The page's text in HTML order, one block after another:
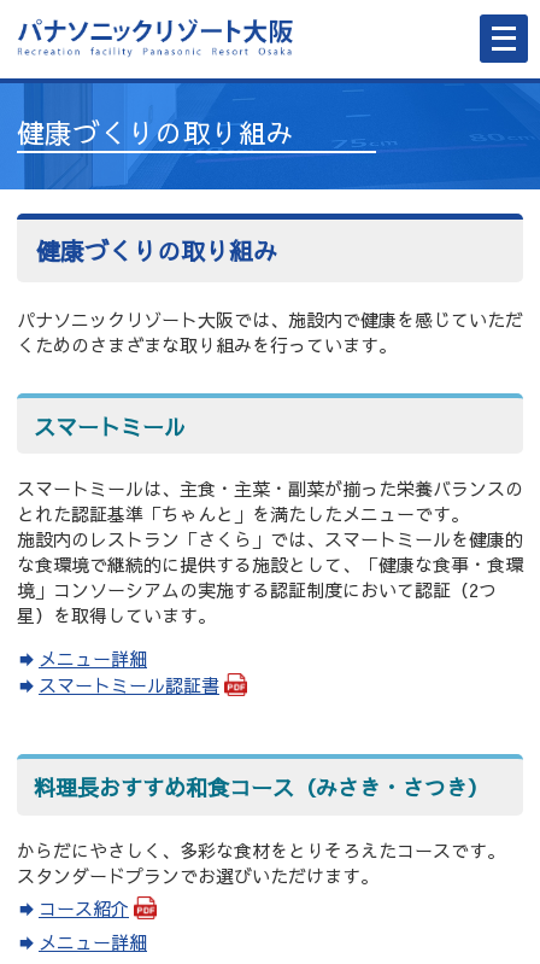
メ
ニ
ュ
ー
健康づくりの取り組み
健康づくりの取り組み
パナソニックリゾート大阪では、施設内で健康を感じていただ
くためのさまざまな取り組みを行っています。
スマートミール
スマートミールは、主食・主菜・副菜が揃った栄養バランスの
とれた認証基準「ちゃんと」を満たしたメニューです。
施設内のレストラン「さくら」では、スマートミールを健康的
な食環境で継続的に提供する施設として、「健康な食事・食環
境」コンソーシアムの実施する認証制度において認証（2つ
星）を取得しています。
メニュー詳細
スマートミール認証書
料理長おすすめ和食コース（みさき・さつき）
からだにやさしく、多彩な食材をとりそろえたコースです。
スタンダードプランでお選びいただけます。
コース紹介
メニュー詳細